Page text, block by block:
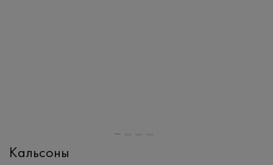
Кальсоны